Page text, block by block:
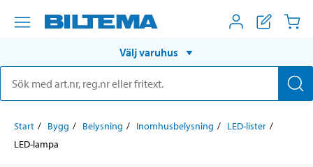
Välj varuhus
Start Bygg Belysning Inomhusbelysning
LED-lister
LED-lampa